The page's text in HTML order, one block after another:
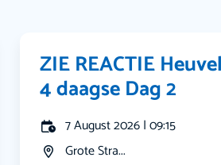
ZIE REACTIE
4 daagse Dag 2
7 August 2026 | 09:15
Grote Stra...